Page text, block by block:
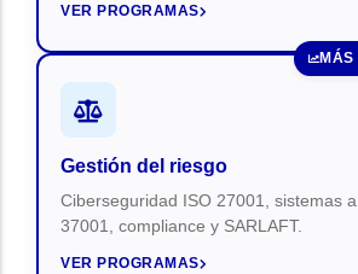
VER PROGRAMAS
Gestión del riesgo
Ciberseguridad ISO 27001, sistemas
37001, compliance y SARLAFT.
VER PROGRAMAS